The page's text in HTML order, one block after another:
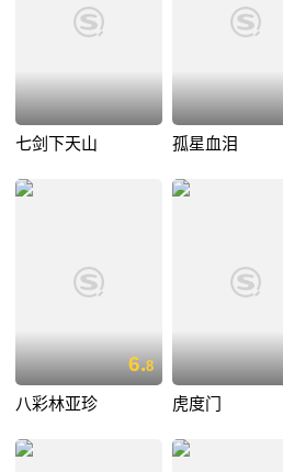
七剑下天山 孤星血泪
6.8
八彩林亚珍 虎度门